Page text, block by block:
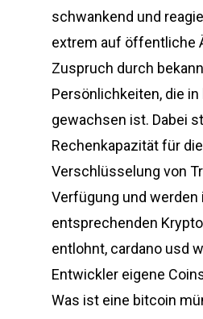
schwankend und
extrem auf öffentliche
Zuspruch durch
Persönlichkeiten, die
gewachsen ist. Dabei
Rechenkapazität für die
Verschlüsselung von
Verfügung und werden
entsprechenden
entlohnt, cardano usd
Entwickler eigene
Was ist eine bitcoin